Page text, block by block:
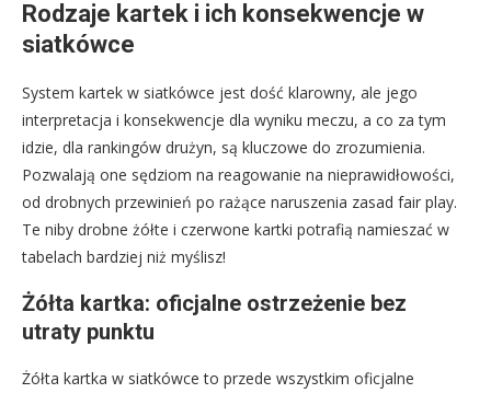
Rodzaje kartek i ich konsekwencje w
siatkówce
System kartek w siatkówce jest dość klarowny, ale jego
interpretacja i konsekwencje dla wyniku meczu, a co za tym
idzie, dla rankingów drużyn, są kluczowe do zrozumienia.
Pozwalają one sędziom na reagowanie na nieprawidłowości,
od drobnych przewinień po rażące naruszenia zasad fair play.
Te niby drobne żółte i czerwone kartki potrafią namieszać w
tabelach bardziej niż myślisz!
Żółta kartka: oficjalne ostrzeżenie bez
utraty punktu
Żółta kartka w siatkówce to przede wszystkim oficjalne